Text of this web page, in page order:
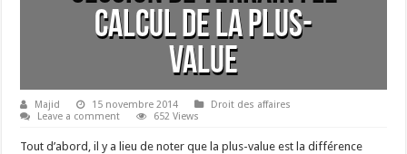
calcul de la plus-
value
Majid 15 novembre 2014
Droit des affaires
Leave a comment
652 Views
Tout d’abord, il y a lieu de noter que la plus-value est la différence